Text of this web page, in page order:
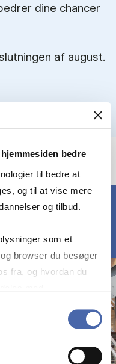
bedre
til bedre at
og til at vise mere
og tilbud.
som et
browser du besøger
fra, og hvordan du
- og kan altid trække
dine chancer
af august.